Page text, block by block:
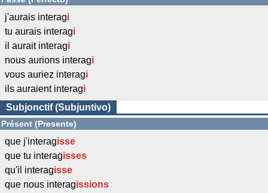
j'aurais interagi
tu aurais interagi
il aurait interagi
nous aurions interagi
vous auriez interagi
ils auraient interagi
Subjonctif (Subjuntivo)
Présent (Presente)
que j'interagisse
que tu interagisses
qu'il interagisse
que nous interagissions